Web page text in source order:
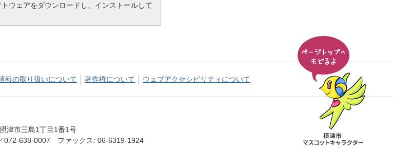
ウェアをダウンロードし、インストールして
報の取り扱いについて 著作権について ウェブアクセシビリティについて
津市三島1丁目1番1号
072-638-0007 ファックス: 06-6319-1924